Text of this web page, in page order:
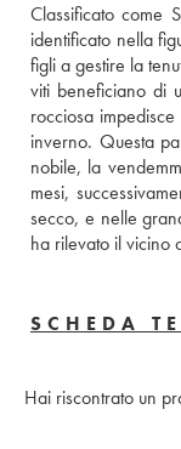
Classificato come
identificato nella
figli a gestire la
viti beneficiano di
rocciosa
inverno. Questa
nobile, la
mesi,
secco, e nelle
ha rilevato il vicino
SCHEDA
Hai riscontrato un